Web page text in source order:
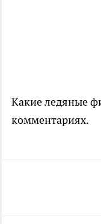
Какие ледяные
комментариях.